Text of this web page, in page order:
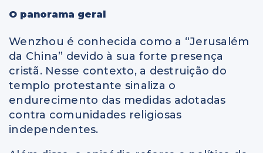
O panorama geral
Wenzhou é conhecida como a “Jerusalém
da China” devido à sua forte presença
cristã. Nesse contexto, a destruição do
templo protestante sinaliza o
endurecimento das medidas adotadas
contra comunidades religiosas
independentes.